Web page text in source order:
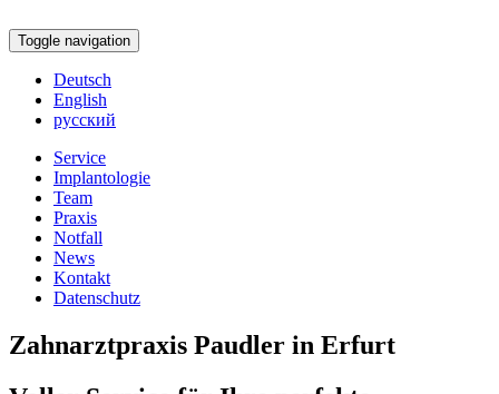
Toggle navigation
Deutsch
English
русский
Service
Implantologie
Team
Praxis
Notfall
News
Kontakt
Datenschutz
Zahnarztpraxis Paudler in Erfurt